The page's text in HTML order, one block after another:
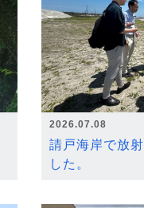
2026.07.08
請戸海岸で放
した。